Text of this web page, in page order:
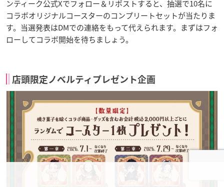
ンティーク公式Xでフォロー＆リポストすると、抽選で10名に
コラボオリジナルコースターのコンプリートセットが当たりま
す。当選発表はDMでの連絡をもって代えられます。まずはフォ
ローしてコラボ開始を待ちましょう。
店頭限定ノベルティプレゼント企画